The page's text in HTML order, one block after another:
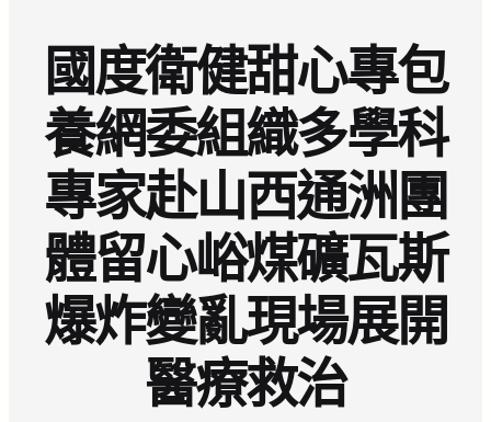
國度衛健甜心專包
養網委組織多學科
專家赴山西通洲團
體留心峪煤礦瓦斯
爆炸變亂現場展開
醫療救治